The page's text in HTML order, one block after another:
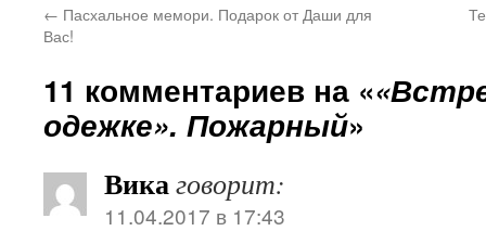
← Пасхальное мемори. Подарок от Даши для
Вас!
11 комментариев на «
одежке». Пожарный»
Викаговорит:
11.04.2017 в 17:43